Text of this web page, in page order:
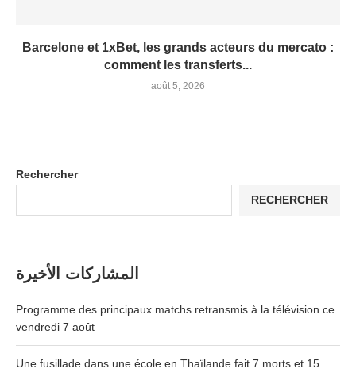
Barcelone et 1xBet, les grands acteurs du mercato :
comment les transferts...
août 5, 2026
Rechercher
RECHERCHER
المشاركات الأخيرة
Programme des principaux matchs retransmis à la télévision ce
vendredi 7 août
Une fusillade dans une école en Thaïlande fait 7 morts et 15